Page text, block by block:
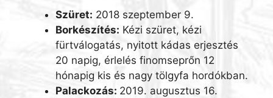
Szüret: 2018 szeptember 9.
Borkészítés: Kézi szüret, kézi
fürtválogatás, nyitott kádas erjesztés
20 napig, érlelés finomseprőn 12
hónapig kis és nagy tölgyfa hordókban.
Palackozás: 2019. augusztus 16.